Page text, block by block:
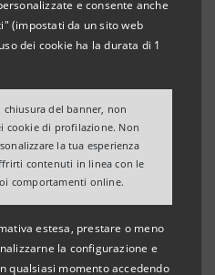
e consente anche
(impostati da un sito web
dei cookie ha la durata di 1
del banner, non
cookie di profilazione. Non
la tua esperienza
contenuti in linea con le
comportamenti online.
estesa, prestare o meno
la configurazione e
qualsiasi momento accedendo
1,5 miliardi di euro
Link di Terna
nazionale inserita nel
per l’Energia e il
sottomarino di
le Marche e l’Abruzzo.
Terna è così composto:
di euro da BEI, una